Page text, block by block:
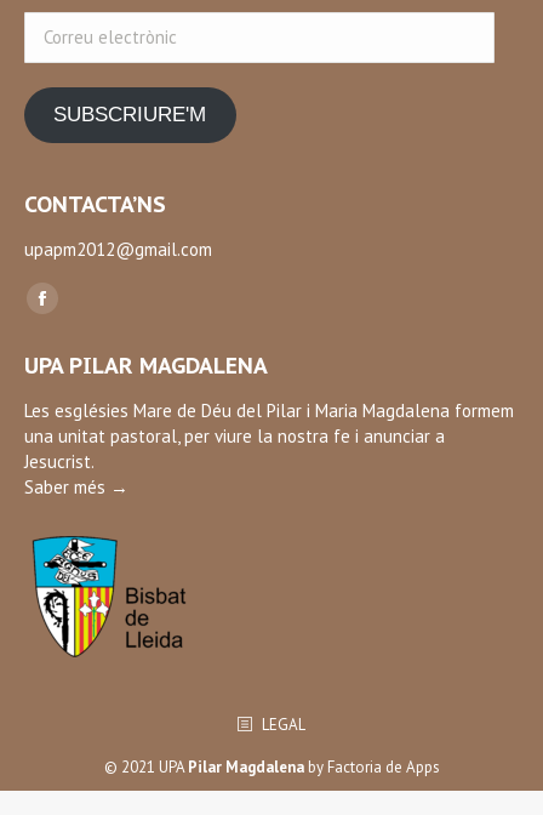
electrònic
SUBSCRIURE'M
CONTACTA’NS
upapm2012@gmail.com
Find us on:
Facebook
opens
in
new
window
UPA PILAR MAGDALENA
Les esglésies Mare de Déu del Pilar i Maria Magdalena formem
una unitat pastoral, per viure la nostra fe i anunciar a
Jesucrist.
Saber més →
LEGAL
© 2021 UPAPilar Magdalenaby Factoria de Apps